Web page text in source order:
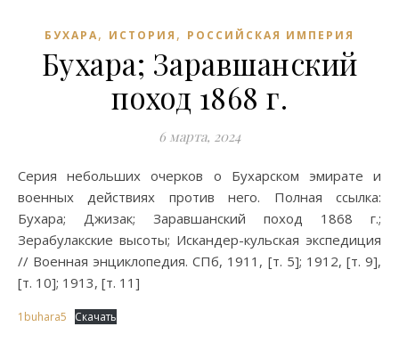
БУХАРА, ИСТОРИЯ , РОССИЙСКАЯ ИМПЕРИЯ
Бухара; Заравшанский
поход 1868 г.
6 марта, 2024
Серия небольших очерков о Бухарском эмирате и
военных действиях против него. Полная ссылка:
Бухара; Джизак; Заравшанский поход 1868 г.;
Зерабулакские высоты; Искандер-кульская экспедиция
// Военная энциклопедия. СПб, 1911, [т. 5]; 1912, [т. 9],
[т. 10]; 1913, [т. 11]
1buhara5 Скачать